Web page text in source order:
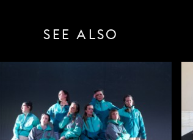
SEE ALSO